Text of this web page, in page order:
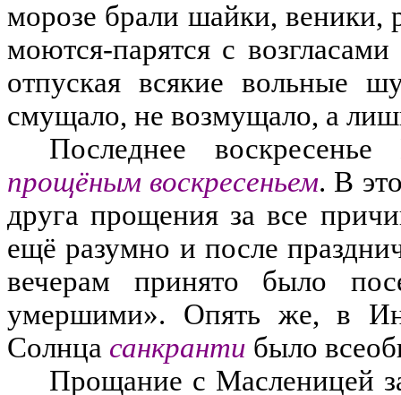
морозе брали шайки, веники,
моются-парятся с возгласами
отпуская всякие вольные
смущало, не возмущало, а
Последнее
прощёным воскресеньем. В
друга прощения за все при
ещё разумно и после
вечерам принято было
умершими». Опять же, в
Солнца санкранти было
Прощание с Масленицей